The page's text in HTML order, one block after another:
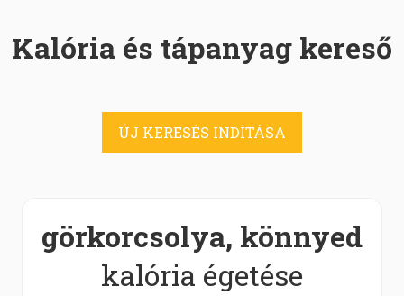
Kalória és tápanyag kereső
ÚJ KERESÉS INDÍTÁSA
görkorcsolya, könnyed
kalória égetése